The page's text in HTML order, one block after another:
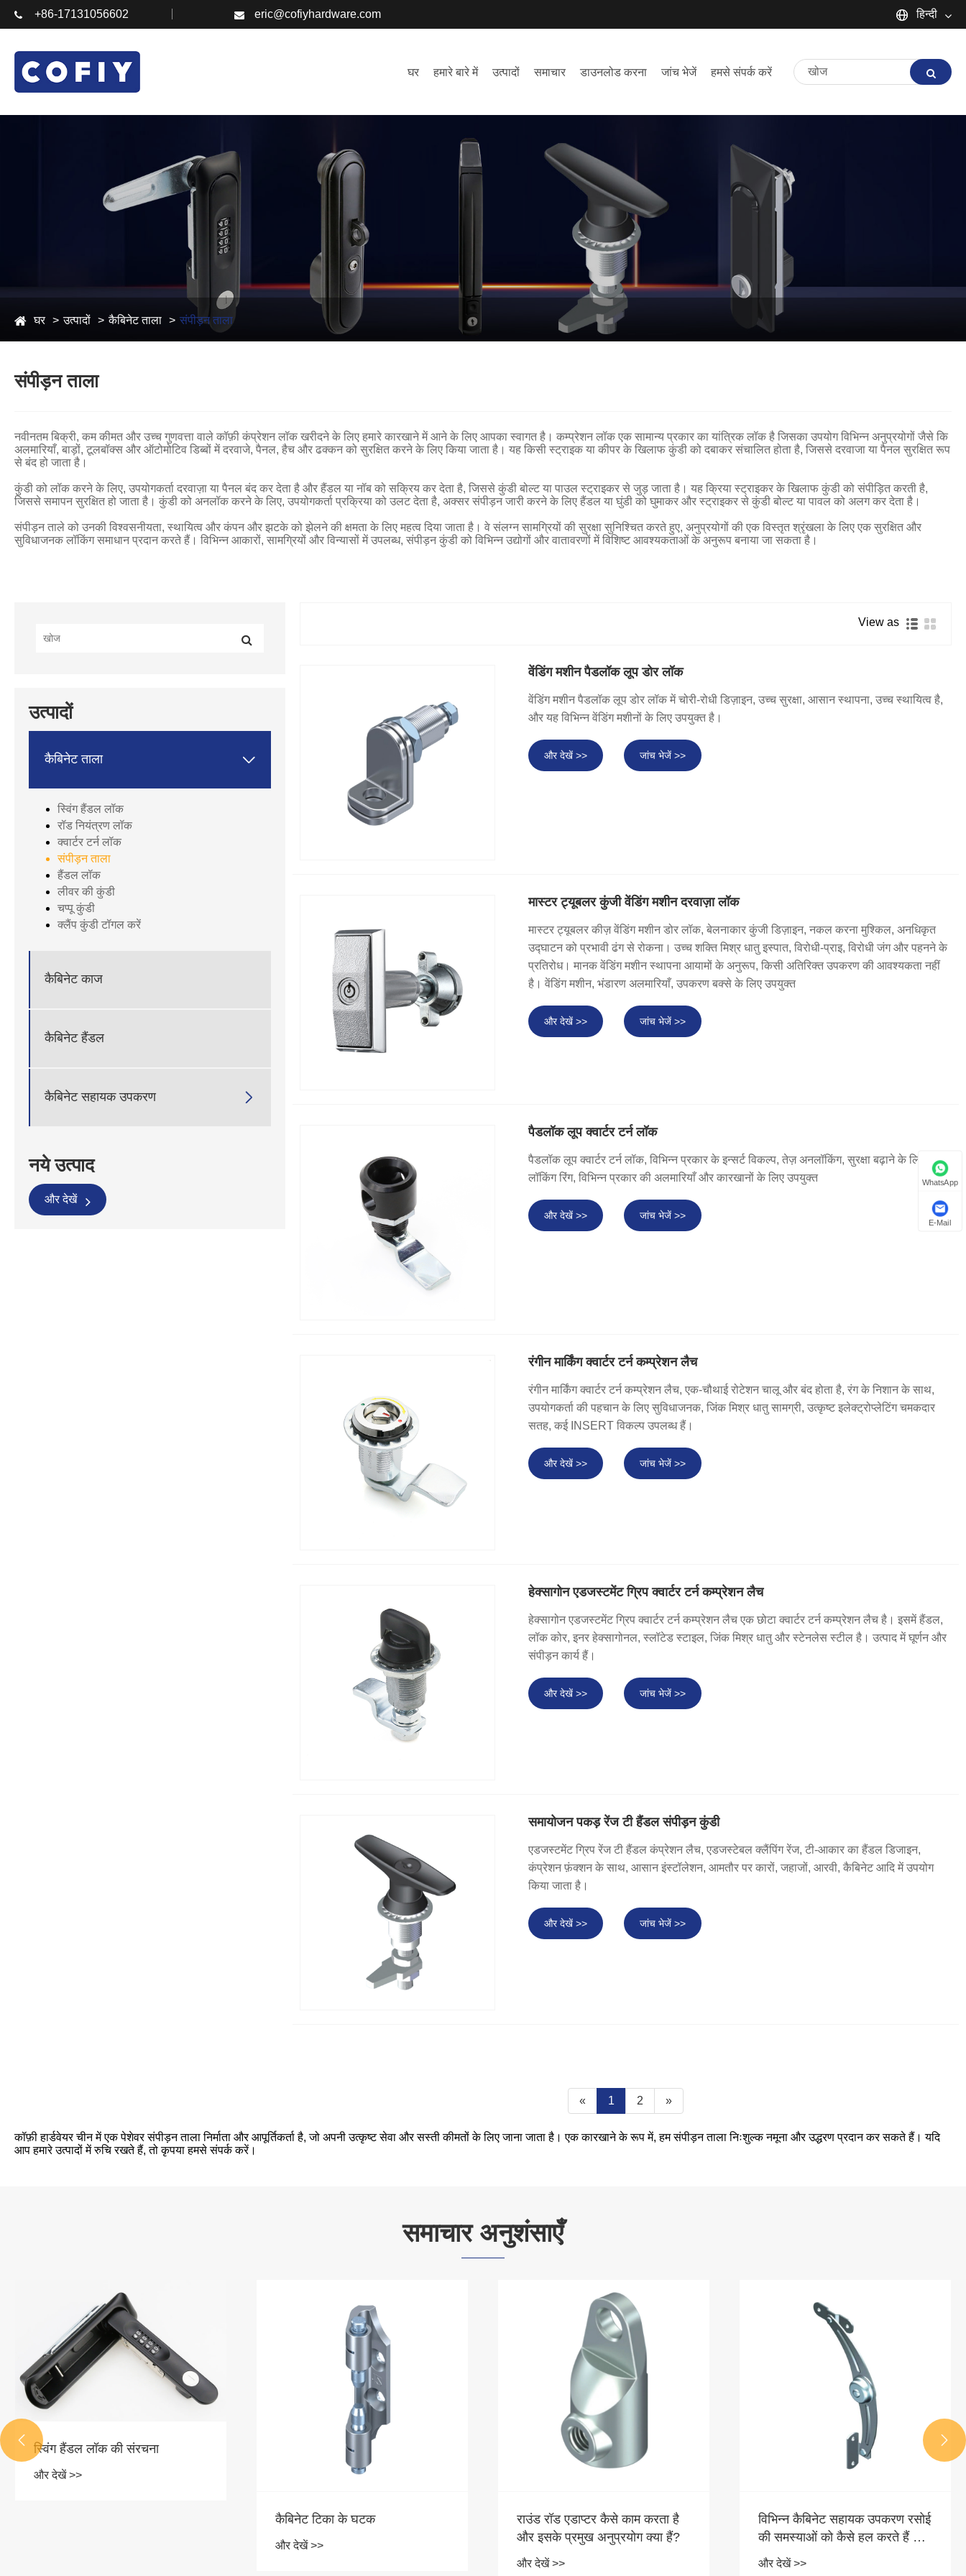
+86-17131056602 eric@cofiyhardware.com हिन्दी
Italiano
Svenska
magyar
घर हमारे बारे में उत्पादों समाचार डाउनलोड करना जांच भेजें हमसे संपर्क करें
घर उत्पादों कैबिनेट ताला संपीड़न ताला
संपीड़न ताला
नवीनतम बिक्री, कम कीमत और उच्च गुणवत्ता वाले कॉफ़ी कंप्रेशन लॉक खरीदने के लिए हमारे कारखाने में आने के लिए आपका स्वागत है। कम्प्रेशन लॉक एक सामान्य प्रकार का यांत्रिक लॉक है जिसका उपयोग विभिन्न अनुप्रयोगों जैसे कि
अलमारियाँ, बाड़ों, टूलबॉक्स और ऑटोमोटिव डिब्बों में दरवाजे, पैनल, हैच और ढक्कन को सुरक्षित करने के लिए किया जाता है। यह किसी स्ट्राइक या कीपर के खिलाफ कुंडी को दबाकर संचालित होता है, जिससे दरवाजा या पैनल सुरक्षित रूप
से बंद हो जाता है।
कुंडी को लॉक करने के लिए, उपयोगकर्ता दरवाज़ा या पैनल बंद कर देता है और हैंडल या नॉब को सक्रिय कर देता है, जिससे कुंडी बोल्ट या पाउल स्ट्राइकर से जुड़ जाता है। यह क्रिया स्ट्राइकर के खिलाफ कुंडी को संपीड़ित करती है,
जिससे समापन सुरक्षित हो जाता है। कुंडी को अनलॉक करने के लिए, उपयोगकर्ता प्रक्रिया को उलट देता है, अक्सर संपीड़न जारी करने के लिए हैंडल या घुंडी को घुमाकर और स्ट्राइकर से कुंडी बोल्ट या पावल को अलग कर देता है।
संपीड़न ताले को उनकी विश्वसनीयता, स्थायित्व और कंपन और झटके को झेलने की क्षमता के लिए महत्व दिया जाता है। वे संलग्न सामग्रियों की सुरक्षा सुनिश्चित करते हुए, अनुप्रयोगों की एक विस्तृत श्रृंखला के लिए एक सुरक्षित और
सुविधाजनक लॉकिंग समाधान प्रदान करते हैं। विभिन्न आकारों, सामग्रियों और विन्यासों में उपलब्ध, संपीड़न कुंडी को विभिन्न उद्योगों और वातावरणों में विशिष्ट आवश्यकताओं के अनुरूप बनाया जा सकता है।
उत्पादों
कैबिनेट ताला 
स्विंग हैंडल लॉक
रॉड नियंत्रण लॉक
क्वार्टर टर्न लॉक
संपीड़न ताला
हैंडल लॉक
लीवर की कुंडी
चप्पू कुंडी
क्लैंप कुंडी टॉगल करें
कैबिनेट काज
कैबिनेट हैंडल
कैबिनेट सहायक उपकरण 
नये उत्पाद
और देखें
View as
वेंडिंग मशीन पैडलॉक लूप डोर लॉक
वेंडिंग मशीन पैडलॉक लूप डोर लॉक में चोरी-रोधी डिज़ाइन, उच्च सुरक्षा, आसान स्थापना, उच्च स्थायित्व है,
और यह विभिन्न वेंडिंग मशीनों के लिए उपयुक्त है।
और देखें >> जांच भेजें >>
मास्टर ट्यूबलर कुंजी वेंडिंग मशीन दरवाज़ा लॉक
मास्टर ट्यूबलर कीज़ वेंडिंग मशीन डोर लॉक, बेलनाकार कुंजी डिज़ाइन, नकल करना मुश्किल, अनधिकृत
उद्घाटन को प्रभावी ढंग से रोकना। उच्च शक्ति मिश्र धातु इस्पात, विरोधी-प्राइ, विरोधी जंग और पहनने के
प्रतिरोध। मानक वेंडिंग मशीन स्थापना आयामों के अनुरूप, किसी अतिरिक्त उपकरण की आवश्यकता नहीं
है। वेंडिंग मशीन, भंडारण अलमारियाँ, उपकरण बक्से के लिए उपयुक्त
और देखें >> जांच भेजें >>
पैडलॉक लूप क्वार्टर टर्न लॉक
पैडलॉक लूप क्वार्टर टर्न लॉक, विभिन्न प्रकार के इन्सर्ट विकल्प, तेज़ अनलॉकिंग, सुरक्षा बढ़ाने के लिए
लॉकिंग रिंग, विभिन्न प्रकार की अलमारियाँ और कारखानों के लिए उपयुक्त
और देखें >> जांच भेजें >>
रंगीन मार्किंग क्वार्टर टर्न कम्प्रेशन लैच
रंगीन मार्किंग क्वार्टर टर्न कम्प्रेशन लैच, एक-चौथाई रोटेशन चालू और बंद होता है, रंग के निशान के साथ,
उपयोगकर्ता की पहचान के लिए सुविधाजनक, जिंक मिश्र धातु सामग्री, उत्कृष्ट इलेक्ट्रोप्लेटिंग चमकदार
सतह, कई INSERT विकल्प उपलब्ध हैं।
और देखें >> जांच भेजें >>
हेक्सागोन एडजस्टमेंट ग्रिप क्वार्टर टर्न कम्प्रेशन लैच
हेक्सागोन एडजस्टमेंट ग्रिप क्वार्टर टर्न कम्प्रेशन लैच एक छोटा क्वार्टर टर्न कम्प्रेशन लैच है। इसमें हैंडल,
लॉक कोर, इनर हेक्सागोनल, स्लॉटेड स्टाइल, जिंक मिश्र धातु और स्टेनलेस स्टील है। उत्पाद में घूर्णन और
संपीड़न कार्य हैं।
और देखें >> जांच भेजें >>
समायोजन पकड़ रेंज टी हैंडल संपीड़न कुंडी
एडजस्टमेंट ग्रिप रेंज टी हैंडल कंप्रेशन लैच, एडजस्टेबल क्लैंपिंग रेंज, टी-आकार का हैंडल डिजाइन,
कंप्रेशन फ़ंक्शन के साथ, आसान इंस्टॉलेशन, आमतौर पर कारों, जहाजों, आरवी, कैबिनेट आदि में उपयोग
किया जाता है।
और देखें >> जांच भेजें >>
« 1 2 »
कॉफ़ी हार्डवेयर चीन में एक पेशेवर संपीड़न ताला निर्माता और आपूर्तिकर्ता है, जो अपनी उत्कृष्ट सेवा और सस्ती कीमतों के लिए जाना जाता है। एक कारखाने के रूप में, हम संपीड़न ताला निःशुल्क नमूना और उद्धरण प्रदान कर सकते हैं। यदि
आप हमारे उत्पादों में रुचि रखते हैं, तो कृपया हमसे संपर्क करें।
समाचार अनुशंसाएँ
राउंड रॉड एडाप्टर कैसे काम करता है
और इसके प्रमुख अनुप्रयोग क्या हैं?
विभिन्न कैबिनेट सहायक उपकरण रसोई
की समस्याओं को कैसे हल करते हैं और
बुनियादी, भंडारण और सुरक्षा कार्यों में
और देखें >>
क्वार्टर टर्न लॉक उपयोग परिदृश्य
 
WhatsApp
E-Mail